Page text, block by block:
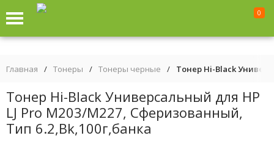
0
Главная / Тонеры / Тонеры черные / Тонер Hi-Black
Тонер Hi-Black Универсальный для HP
LJ Pro M203/M227, Сферизованный,
Тип 6.2,Bk,100г,банка